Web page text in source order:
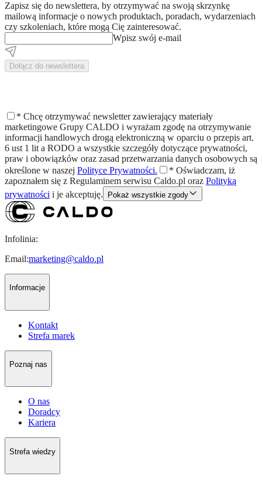
Zapisz się do newslettera, by otrzymywać na swoją skrzynkę
mailową informacje o nowych produktach, poradach, wydarzeniach
czy szkoleniach, które mogą Cię zainteresować.
Wpisz swój e-mail
Dołącz do newslettera
* Chcę otrzymywać newsletter zawierający materiały
marketingowe Grupy CALDO i wyrażam zgodę na otrzymywanie
informacji handlowych drogą elektroniczną w oparciu o przepis art.
6 ust 1 lit a RODO a wszystkie szczegóły dotyczące prywatności,
praw i obowiązków oraz zasad przetwarzania danych osobowych są
określone w naszej Polityce Prywatności. * Oświadczam, iż
zapoznałem się z Regulaminem serwisu Caldo.pl oraz Polityką
prywatności i je akceptuję. Pokaż wszystkie zgody
Infolinia:
Email:marketing@caldo.pl
Informacje
Kontakt
Strefa marek
Poznaj nas
O nas
Doradcy
Kariera
Strefa wiedzy